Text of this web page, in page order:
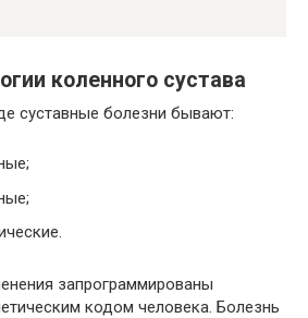
коленного сустава
суставные болезни бывают:
запрограммированы
кодом человека. Болезнь